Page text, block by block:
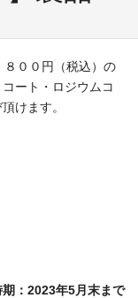
８００円（税込）の
ート・ロジウムコ
けます。
：2023年5月末まで